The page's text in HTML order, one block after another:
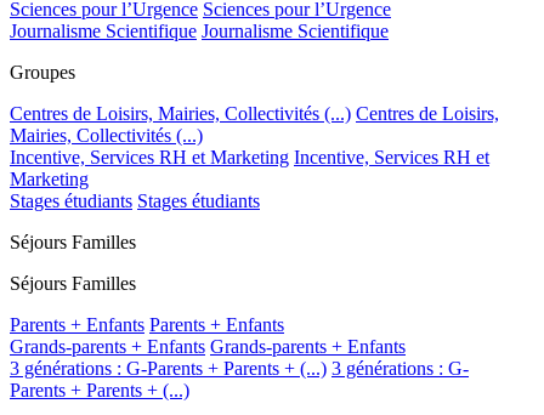
Sciences pour l’Urgence Sciences pour l’Urgence
Journalisme Scientifique Journalisme Scientifique
Groupes
Centres de Loisirs, Mairies, Collectivités (...) Centres de Loisirs,
Mairies, Collectivités (...)
Incentive, Services RH et Marketing Incentive, Services RH et
Marketing
Stages étudiants Stages étudiants
Séjours Familles
Séjours Familles
Parents + Enfants Parents + Enfants
Grands-parents + Enfants Grands-parents + Enfants
3 générations : G-Parents + Parents + (...) 3 générations : G-
Parents + Parents + (...)